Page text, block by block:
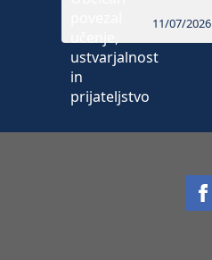
11/07/2026